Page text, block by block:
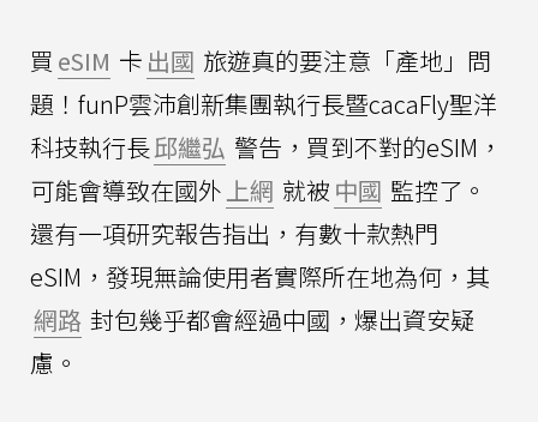
買 eSIM 卡 出國 旅遊真的要注意「產地」問
題！funP雲沛創新集團執行長暨cacaFly聖洋
科技執行長邱繼弘 警告，買到不對的eSIM，
可能會導致在國外上網 就被 中國 監控了。
還有一項研究報告指出，有數十款熱門
eSIM，發現無論使用者實際所在地為何，其
網路 封包幾乎都會經過中國，爆出資安疑
慮。